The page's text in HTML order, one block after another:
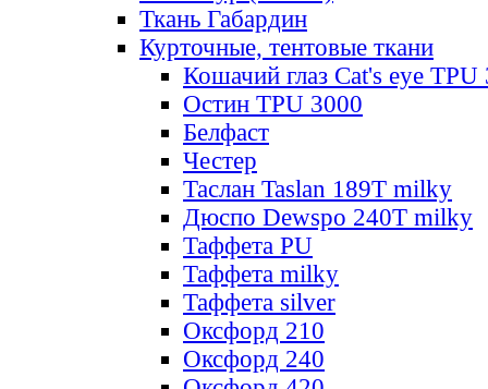
Ткань Габардин
Курточные, тентовые ткани
Кошачий глаз Cat's eye TPU
Остин TPU 3000
Белфаст
Честер
Таслан Taslan 189T milky
Дюспо Dewspo 240T milky
Таффета PU
Таффета milky
Таффета silver
Оксфорд 210
Оксфорд 240